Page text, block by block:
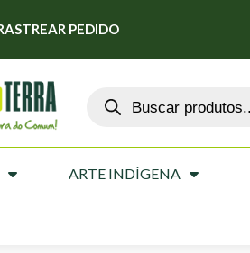
PEDIDO
ARTE INDÍGENA